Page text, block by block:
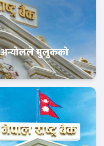
अन्योलले मुलुकको